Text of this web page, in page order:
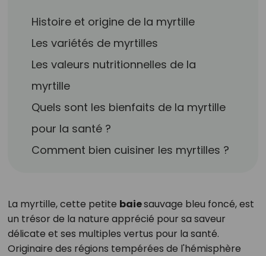
Histoire et origine de la myrtille
Les variétés de myrtilles
Les valeurs nutritionnelles de la
myrtille
Quels sont les bienfaits de la myrtille
pour la santé ?
Comment bien cuisiner les myrtilles ?
La myrtille, cette petite baiesauvage bleu foncé, est
un trésor de la nature apprécié pour sa saveur
délicate et ses multiples vertus pour la santé.
Originaire des régions tempérées de l'hémisphère